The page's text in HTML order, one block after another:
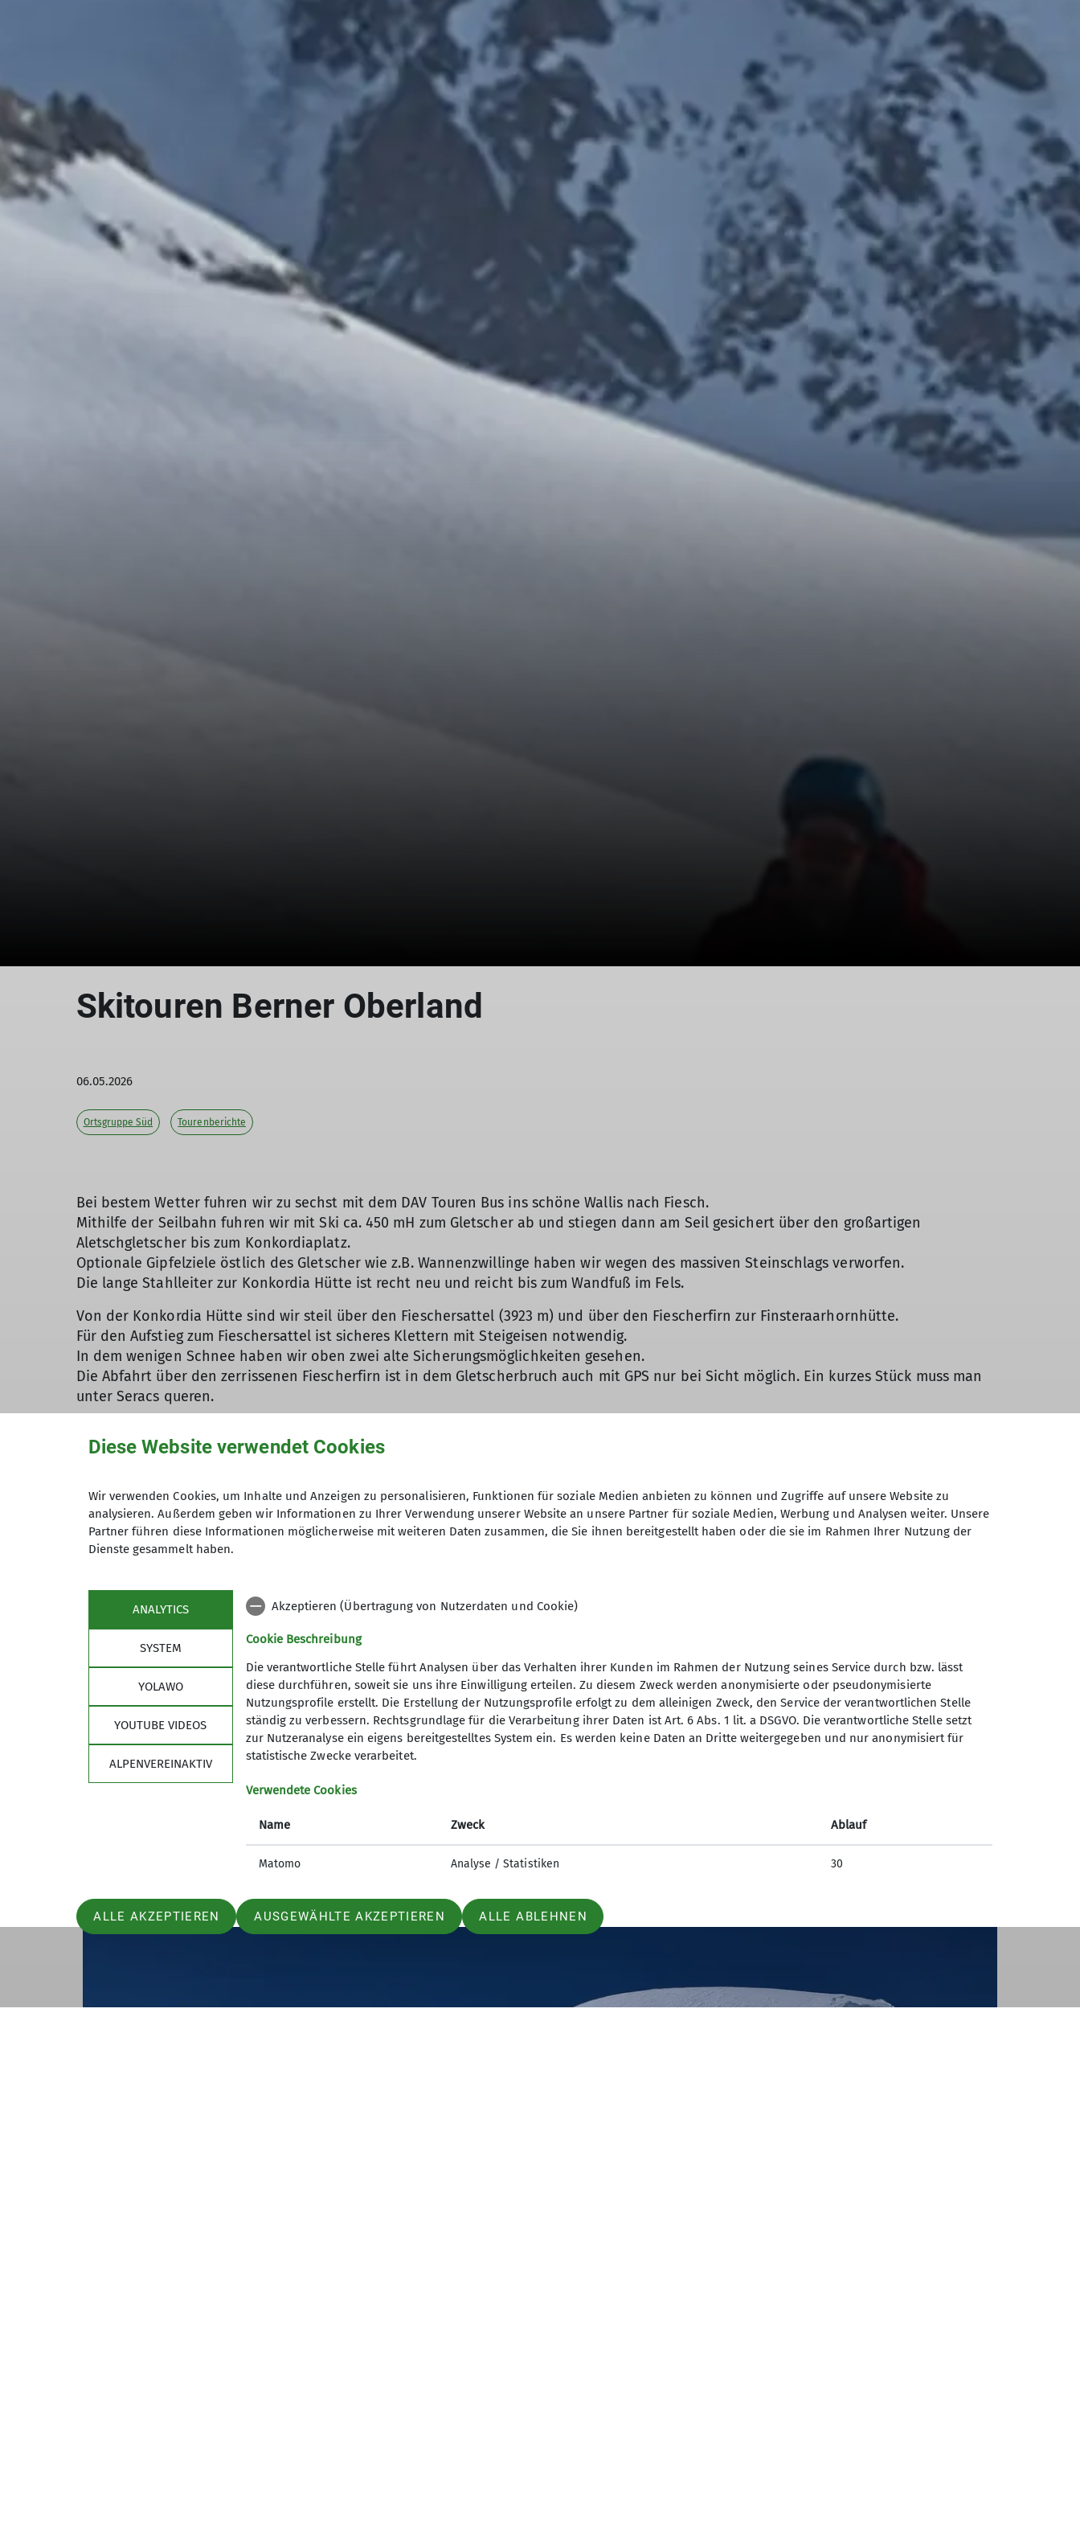
Skitouren Berner Oberland
06.05.2026
Ortsgruppe Süd Tourenberichte
Bei bestem Wetter fuhren wir zu sechst mit dem DAV Touren Bus ins schöne Wallis nach Fiesch.
Mithilfe der Seilbahn fuhren wir mit Ski ca. 450 mH zum Gletscher ab und stiegen dann am Seil gesichert über den großartigen
Aletschgletscher bis zum Konkordiaplatz.
Optionale Gipfelziele östlich des Gletscher wie z.B. Wannenzwillinge haben wir wegen des massiven Steinschlags verworfen.
Die lange Stahlleiter zur Konkordia Hütte ist recht neu und reicht bis zum Wandfuß im Fels.
Von der Konkordia Hütte sind wir steil über den Fieschersattel (3923 m) und über den Fiescherfirn zur Finsteraarhornhütte.
Für den Aufstieg zum Fieschersattel ist sicheres Klettern mit Steigeisen notwendig.
In dem wenigen Schnee haben wir oben zwei alte Sicherungsmöglichkeiten gesehen.
Die Abfahrt über den zerrissenen Fiescherfirn ist in dem Gletscherbruch auch mit GPS nur bei Sicht möglich. Ein kurzes Stück muss man
unter Seracs queren.
Auf dieser Hütte gibt es keinerlei Mobilfunk und sogar in der Hütten leider keinen Lawinenlage- und Bergwetterbericht.
In der Hütte haben wir die modernen komfortablen Einzel Schlafkammern im Mehrbett Zimmer genossen.
Die genussvollen Tagestouren auf den Wyssnollen (3584 m) und Grosses Wannenhorn (3895 m) haben uns sehr gut gefallen.
Die letzten Höhenmeter zum Gipfel des Grosses Wannenhorn hätte der Grat und Flanke gesichert werden müssen und so haben wir uns
lieber auf einem Plateau davor auf die schöne Abfahrt gefreut.
(4268 m) im steilen Absturzgelände nicht sichern können, haben wir sehr gerne verzichtet.
nicht gemacht.
Der Übergang über die Grünhornlücke war wenig steil, jedoch hatte es zwei Tage vorher bei einer anderen Gruppe einen Spaltensturz
Bei Hochtouren im Sommer sieht man wie spaltenreich und zerrissen die genannten Gletscher sind.
Wie haben die Touren und das Gebiet sehr genossen.
Vielen Dank an Barbara und Peter für die schönen Touren!
Diese Website verwendet Cookies
Wir verwenden Cookies, um Inhalte und Anzeigen zu personalisieren, Funktionen für soziale Medien anbieten zu können und Zugriffe auf unsere Website zu
analysieren. Außerdem geben wir Informationen zu Ihrer Verwendung unserer Website an unsere Partner für soziale Medien, Werbung und Analysen weiter. Unsere
Partner führen diese Informationen möglicherweise mit weiteren Daten zusammen, die Sie ihnen bereitgestellt haben oder die sie im Rahmen Ihrer Nutzung der
Dienste gesammelt haben.
ANALYTICS
SYSTEM
YOLAWO
YOUTUBE VIDEOS
ALPENVEREINAKTIV
Akzeptieren (Übertragung von Nutzerdaten und Cookie)
Cookie Beschreibung
Die verantwortliche Stelle führt Analysen über das Verhalten ihrer Kunden im Rahmen der Nutzung seines Service durch bzw. lässt
diese durchführen, soweit sie uns ihre Einwilligung erteilen. Zu diesem Zweck werden anonymisierte oder pseudonymisierte
Nutzungsprofile erstellt. Die Erstellung der Nutzungsprofile erfolgt zu dem alleinigen Zweck, den Service der verantwortlichen Stelle
ständig zu verbessern. Rechtsgrundlage für die Verarbeitung ihrer Daten ist Art. 6 Abs. 1 lit. a DSGVO. Die verantwortliche Stelle setzt
zur Nutzeranalyse ein eigens bereitgestelltes System ein. Es werden keine Daten an Dritte weitergegeben und nur anonymisiert für
statistische Zwecke verarbeitet.
Verwendete Cookies
Name Zweck Ablauf
Matomo Analyse / Statistiken 30
ALLE AKZEPTIEREN AUSGEWÄHLTE AKZEPTIEREN ALLE ABLEHNEN